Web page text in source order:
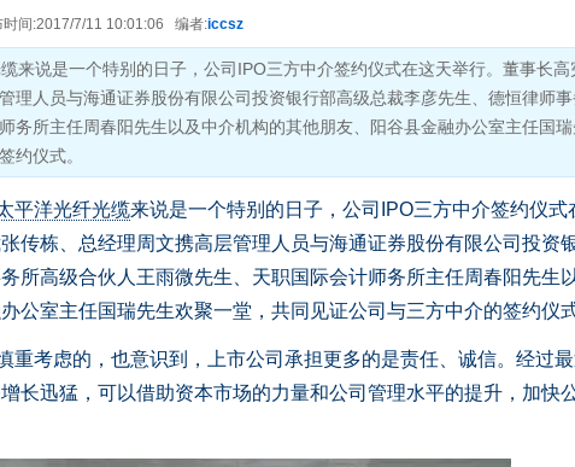
间:2017/7/11 10:01:06 编者:iccsz
来说是一个特别的日子，公司IPO三方中介签约仪式在这天举行。董事长高
理人员与海通证券股份有限公司投资银行部高级总裁李彦先生、德恒律师
务所主任周春阳先生以及中介机构的其他朋友、阳谷县金融办公室主任国
约仪式。
平洋光纤光缆来说是一个特别的日子，公司IPO三方中介签约仪式
传栋、总经理周文携高层管理人员与海通证券股份有限公司投资
所高级合伙人王雨微先生、天职国际会计师务所主任周春阳先生
公室主任国瑞先生欢聚一堂，共同见证公司与三方中介的签约仪
考虑的，也意识到，上市公司承担更多的是责任、诚信。经过
长迅猛，可以借助资本市场的力量和公司管理水平的提升，加快